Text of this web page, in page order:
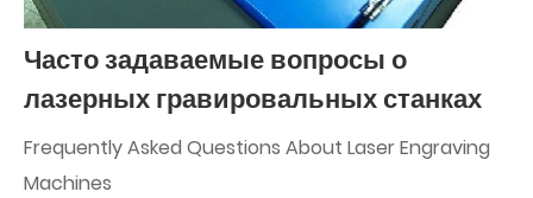
Часто задаваемые вопросы о
лазерных гравировальных станках
Frequently Asked Questions About Laser Engraving
Machines